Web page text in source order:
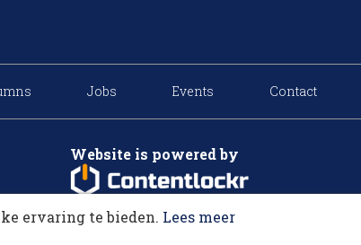
Jobs Events Contact
Website is powered by
ervaring te bieden. Lees meer